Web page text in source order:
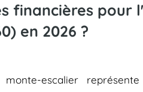
financières
en 2026 ?
monte-escalier